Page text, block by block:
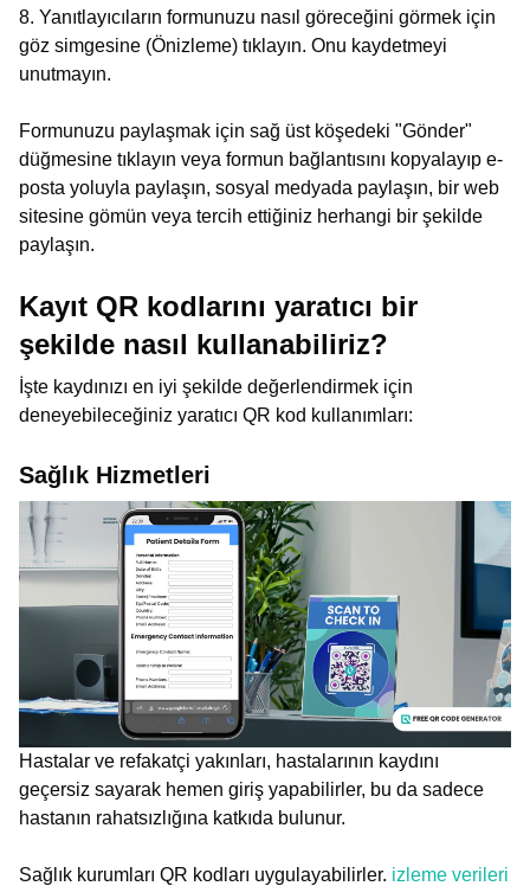
8. Yanıtlayıcıların formunuzu nasıl göreceğini görmek için
göz simgesine (Önizleme) tıklayın. Onu kaydetmeyi
unutmayın.
Formunuzu paylaşmak için sağ üst köşedeki "Gönder"
düğmesine tıklayın veya formun bağlantısını kopyalayıp e-
posta yoluyla paylaşın, sosyal medyada paylaşın, bir web
sitesine gömün veya tercih ettiğiniz herhangi bir şekilde
paylaşın.
Kayıt QR kodlarını yaratıcı bir
şekilde nasıl kullanabiliriz?
İşte kaydınızı en iyi şekilde değerlendirmek için
deneyebileceğiniz yaratıcı QR kod kullanımları:
Sağlık Hizmetleri
Hastalar ve refakatçi yakınları, hastalarının kaydını
geçersiz sayarak hemen giriş yapabilirler, bu da sadece
hastanın rahatsızlığına katkıda bulunur.
Sağlık kurumları QR kodları uygulayabilirler. izleme verileri